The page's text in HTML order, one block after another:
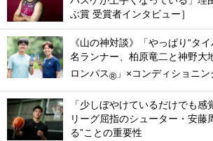
ぶ賞 受賞者インタビュー］
《山の神対談》「やっぱり“タ
名ランナー、柏原竜二と神野大
ロンパス® 」×コンディショニン
「少しぼやけているだけでも
リーグ屈指のシューター・安藤
る”ことの重要性